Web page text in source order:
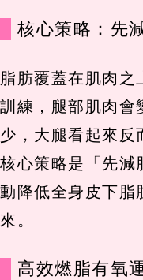
核心策略：先
脂肪覆蓋在肌肉之
訓練，腿部肌肉會
少，大腿看起來反
核心策略是「先減
動降低全身皮下脂
來。
高效燃脂有氧